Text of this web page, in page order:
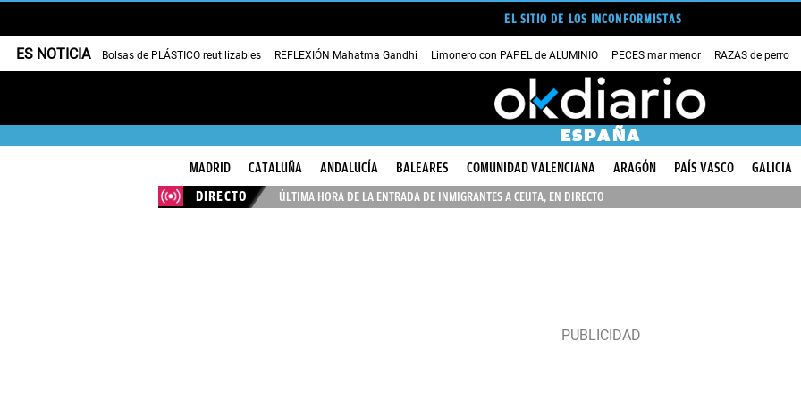
EL SITIO DE LOS INCONFORMISTAS
ES NOTICIA Bolsas de PLÁSTICO reutilizables REFLEXIÓN Mahatma Gandhi Limonero con PAPEL de ALUMINIO PECES mar menor RAZAS de perro
ESPAÑA
MADRID CATALUÑA ANDALUCÍA BALEARES COMUNIDAD VALENCIANA ARAGÓN PAÍS VASCO GALICIA
DIRECTO
ÚLTIMA HORA DE LA ENTRADA DE INMIGRANTES A CEUTA, EN DIRECTO